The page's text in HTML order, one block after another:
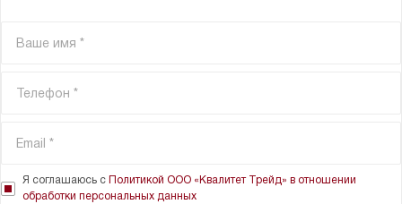
Я соглашаюсь с Политикой ООО «Квалитет Трейд» в отношении
обработки персональных данных